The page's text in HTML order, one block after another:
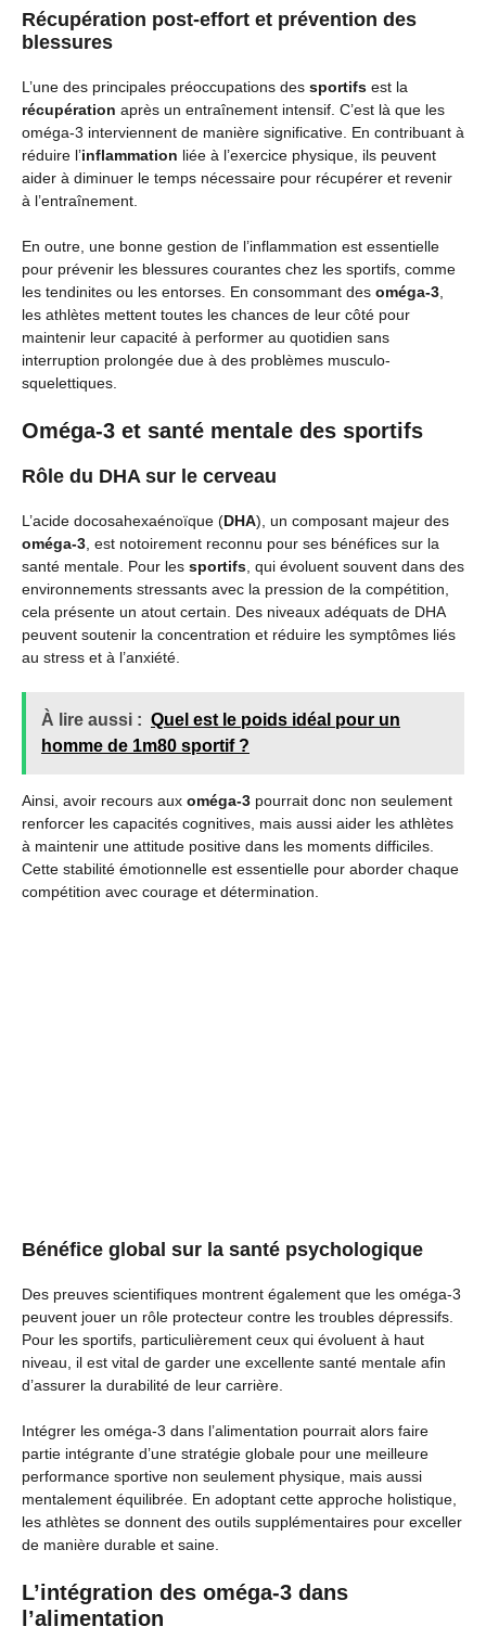
Récupération post-effort et prévention des
blessures
L’une des principales préoccupations des sportifs est la
récupération après un entraînement intensif. C’est là que les
oméga-3 interviennent de manière significative. En contribuant à
réduire l’inflammation liée à l’exercice physique, ils peuvent
aider à diminuer le temps nécessaire pour récupérer et revenir
à l’entraînement.
En outre, une bonne gestion de l’inflammation est essentielle
pour prévenir les blessures courantes chez les sportifs, comme
les tendinites ou les entorses. En consommant des oméga-3
les athlètes mettent toutes les chances de leur côté pour
maintenir leur capacité à performer au quotidien sans
interruption prolongée due à des problèmes musculo-
squelettiques.
Oméga-3 et santé mentale des sportifs
Rôle du DHA sur le cerveau
L’acide docosahexaénoïque (DHA), un composant majeur des
oméga-3 , est notoirement reconnu pour ses bénéfices sur la
santé mentale. Pour les sportifs , qui évoluent souvent dans des
environnements stressants avec la pression de la compétition,
cela présente un atout certain. Des niveaux adéquats de DHA
peuvent soutenir la concentration et réduire les symptômes liés
au stress et à l’anxiété.
À lire aussi : Quel est le poids idéal pour un
homme de 1m80 sportif ?
Ainsi, avoir recours aux oméga-3 pourrait donc non seulement
renforcer les capacités cognitives, mais aussi aider les athlètes
à maintenir une attitude positive dans les moments difficiles.
Cette stabilité émotionnelle est essentielle pour aborder chaque
compétition avec courage et détermination.
Bénéfice global sur la santé psychologique
Des preuves scientifiques montrent également que les oméga-3
peuvent jouer un rôle protecteur contre les troubles dépressifs.
Pour les sportifs, particulièrement ceux qui évoluent à haut
niveau, il est vital de garder une excellente santé mentale afin
d’assurer la durabilité de leur carrière.
Intégrer les oméga-3 dans l’alimentation pourrait alors faire
partie intégrante d’une stratégie globale pour une meilleure
performance sportive non seulement physique, mais aussi
mentalement équilibrée. En adoptant cette approche holistique,
les athlètes se donnent des outils supplémentaires pour exceller
de manière durable et saine.
L’intégration des oméga-3 dans
l’alimentation